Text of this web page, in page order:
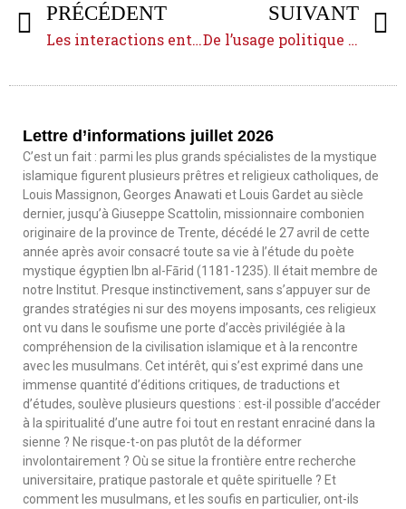
PRÉCÉDENT
Les interactions entre chiʿites duodécimains et chrétiens : histoire, théologie, littérature
SUIVANT
De l’usage politique à l’usage historiographique du vers de poésie
Lettre d’informations juillet 2026
C’est un fait : parmi les plus grands spécialistes de la mystique
islamique figurent plusieurs prêtres et religieux catholiques, de
Louis Massignon, Georges Anawati et Louis Gardet au siècle
dernier, jusqu’à Giuseppe Scattolin, missionnaire combonien
originaire de la province de Trente, décédé le 27 avril de cette
année après avoir consacré toute sa vie à l’étude du poète
mystique égyptien Ibn al-Fārid (1181-1235). Il était membre de
notre Institut. Presque instinctivement, sans s’appuyer sur de
grandes stratégies ni sur des moyens imposants, ces religieux
ont vu dans le soufisme une porte d’accès privilégiée à la
compréhension de la civilisation islamique et à la rencontre
avec les musulmans. Cet intérêt, qui s’est exprimé dans une
immense quantité d’éditions critiques, de traductions et
d’études, soulève plusieurs questions : est-il possible d’accéder
à la spiritualité d’une autre foi tout en restant enraciné dans la
sienne ? Ne risque-t-on pas plutôt de la déformer
involontairement ? Où se situe la frontière entre recherche
universitaire, pratique pastorale et quête spirituelle ? Et
comment les musulmans, et les soufis en particulier, ont-ils